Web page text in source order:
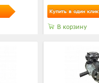
Купить в один клик
В корзину